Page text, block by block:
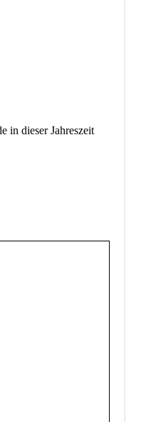
in dieser Jahreszeit